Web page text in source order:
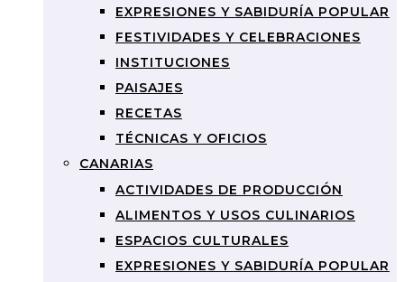
EXPRESIONES Y SABIDURÍA POPULAR
FESTIVIDADES Y CELEBRACIONES
INSTITUCIONES
PAISAJES
RECETAS
TÉCNICAS Y OFICIOS
CANARIAS
ACTIVIDADES DE PRODUCCIÓN
ALIMENTOS Y USOS CULINARIOS
ESPACIOS CULTURALES
EXPRESIONES Y SABIDURÍA POPULAR